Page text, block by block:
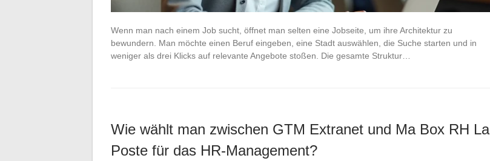
Wenn man nach einem Job sucht, öffnet man selten eine Jobseite, um ihre Architektur zu
bewundern. Man möchte einen Beruf eingeben, eine Stadt auswählen, die Suche starten und in
weniger als drei Klicks auf relevante Angebote stoßen. Die gesamte Struktur…
Wie wählt man zwischen GTM Extranet und Ma Box RH La
Poste für das HR-Management?